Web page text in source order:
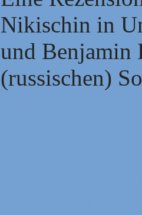
Nikischin in
und
(russischen)